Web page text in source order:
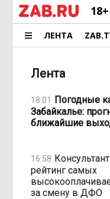
18+
ЛЕНТА
Лента
18:01 Погодные
Забайкалье:
ближайшие
16:58
рейтинг самых
за смену в ДФО